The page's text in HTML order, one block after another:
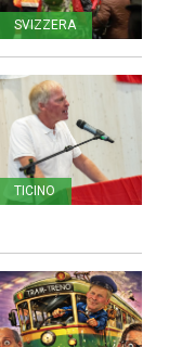
SVIZZERA
TICINO